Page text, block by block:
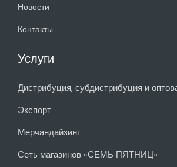
Новости
Контакты
Услуги
Дистрибуция, субдистрибуция и
Экспорт
Мерчандайзинг
Сеть магазинов «СЕМЬ ПЯТНИЦ»